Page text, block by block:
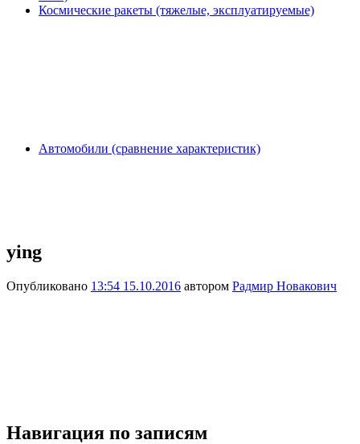
Космические ракеты (тяжелые, эксплуатируемые)
Автомобили (сравнение характеристик)
ying
Опубликовано 13:54 15.10.2016 автором Радмир Новакович
Навигация по записям